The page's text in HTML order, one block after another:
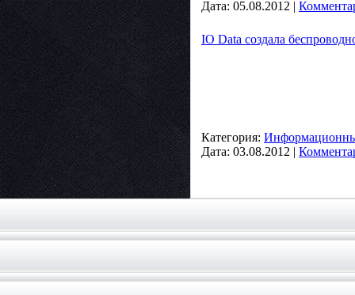
Дата: 05.08.2012 |
IO Data создала
Категория:
Дата: 03.08.2012 |